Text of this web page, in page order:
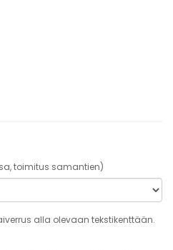
toimitus samantien)
alla olevaan tekstikenttään.